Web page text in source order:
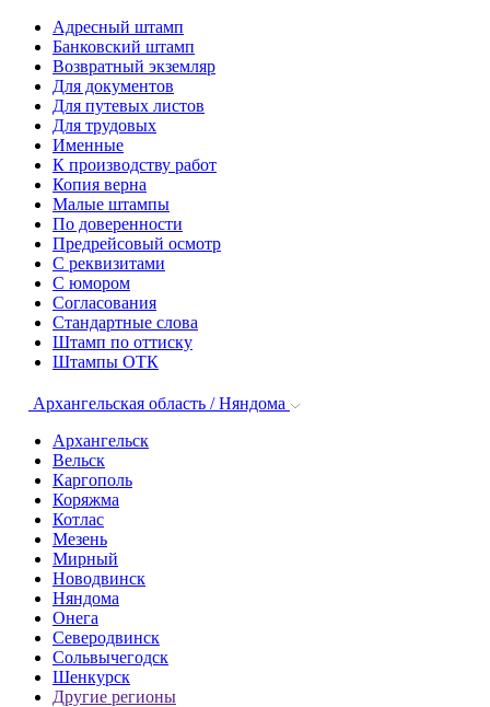
Адресный штамп
Банковский штамп
Возвратный экземляр
Для документов
Для путевых листов
Для трудовых
Именные
К производству работ
Копия верна
Малые штампы
По доверенности
Предрейсовый осмотр
С реквизитами
С юмором
Согласования
Стандартные слова
Штамп по оттиску
Штампы ОТК
Архангельская область / Няндома
Архангельск
Вельск
Каргополь
Коряжма
Котлас
Мезень
Мирный
Новодвинск
Няндома
Онега
Северодвинск
Сольвычегодск
Шенкурск
Другие регионы